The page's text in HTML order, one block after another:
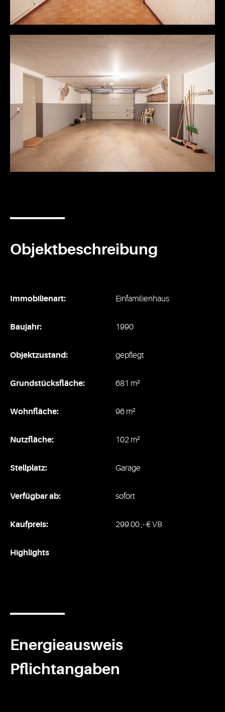
Objektbeschreibung
Immobilienart: Einfamilienhaus
Baujahr: 1990
Objektzustand: gepflegt
Grundstücksfläche: 681 m²
Wohnfläche: 96 m²
Nutzfläche: 102 m²
Stellplatz: Garage
Verfügbar ab: sofort
Kaufpreis: 299.00 ,- € VB
Highlights
Energieausweis
Pflichtangaben